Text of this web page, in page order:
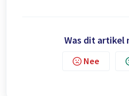
Was dit artikel
Nee